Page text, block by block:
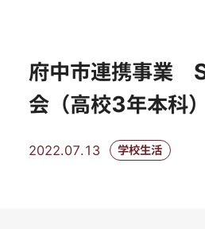
府中市連携事業
会（高校3年本科）
2022.07.13 学校生活